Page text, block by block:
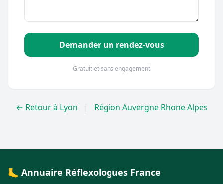
Demander un rendez-vous
Gratuit et sans engagement
← Retour à Lyon | Région Auvergne Rhone Alpes
🦶 Annuaire Réflexologues France